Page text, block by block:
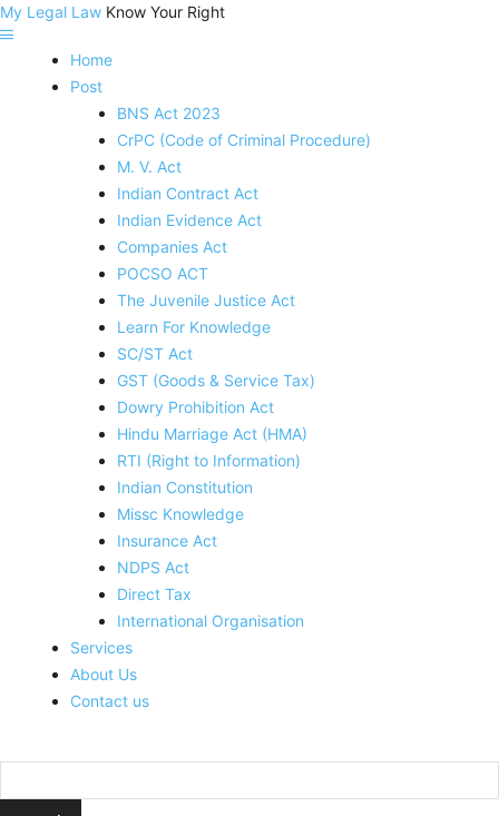
My Legal Law Know Your Right
Home
Post
BNS Act 2023
CrPC (Code of Criminal Procedure)
M. V. Act
Indian Contract Act
Indian Evidence Act
Companies Act
POCSO ACT
The Juvenile Justice Act
Learn For Knowledge
SC/ST Act
GST (Goods & Service Tax)
Dowry Prohibition Act
Hindu Marriage Act (HMA)
RTI (Right to Information)
Indian Constitution
Missc Knowledge
Insurance Act
NDPS Act
Direct Tax
International Organisation
Services
About Us
Contact us